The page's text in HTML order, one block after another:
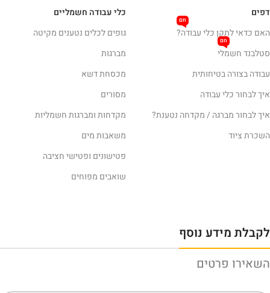
כלי עבודה חשמליים
גופים לכלים נטענים מקיטה
מברגות
מכסחת דשא
מסורים
מקדחות ומברגות חשמליות
משאבות מים
פטישונים ופטישי חציבה
שואבים מפוחים
דפים
האם כדאי לתקן כלי עבודה?
חם
סטלבנד חשמלי
חם
עבודה בצורה בטיחותית
איך לבחור כלי עבודה
איך לבחור מברגה / מקדחה נטענת?
השכרת ציוד
לקבלת מידע נוסף
השאירו פרטים